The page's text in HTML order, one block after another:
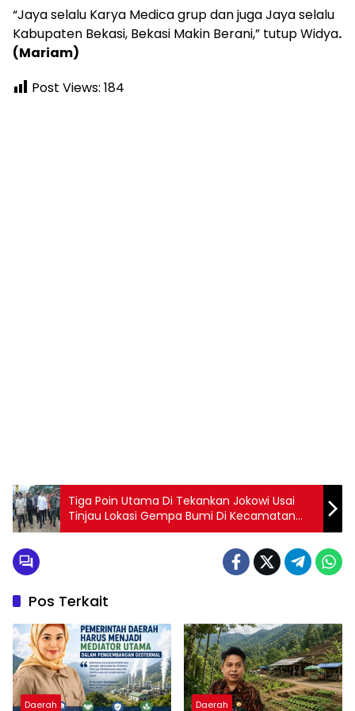
“Jaya selalu Karya Medica grup dan juga Jaya selalu
Kabupaten Bekasi, Bekasi Makin Berani,” tutup Widya.
(Mariam)
Post Views: 184
Tiga Poin Utama Di Tekankan Jokowi Usai
Tinjau Lokasi Gempa Bumi Di Kecamatan
Cugenang
Pos Terkait
Daerah Daerah